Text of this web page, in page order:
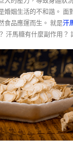
婚姻生活的不和諧。 面
食品應運而生。 就是汗
汗馬糖有什麼副作用？